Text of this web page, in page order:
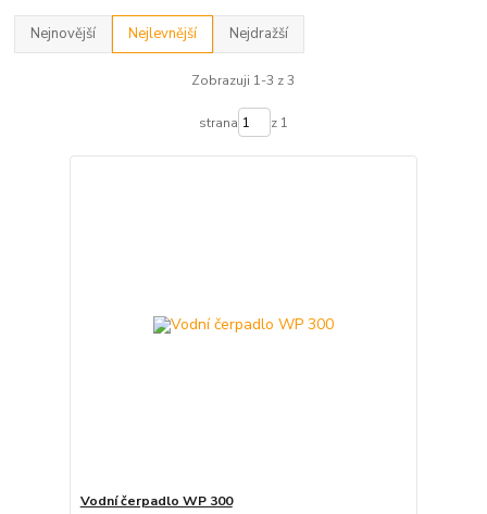
Nejnovější Nejlevnější Nejdražší
Zobrazuji 1-3 z 3
strana z 1
Vodní čerpadlo WP 300